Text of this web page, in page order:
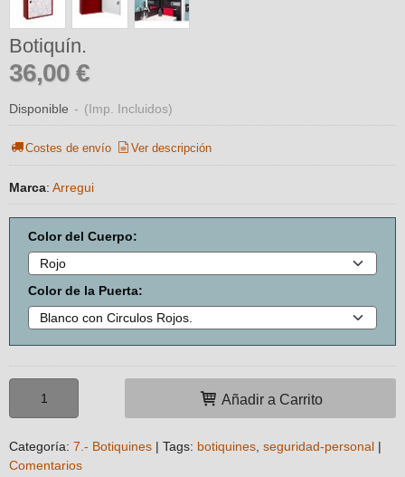
Botiquín.
36,00 €
Disponible - (Imp. Incluidos)
Costes de envío Ver descripción
Marca: Arregui
Color del Cuerpo:
Color de la Puerta:
Añadir a Carrito
Categoría: 7.- Botiquines | Tags: botiquines seguridad-personal |
Comentarios